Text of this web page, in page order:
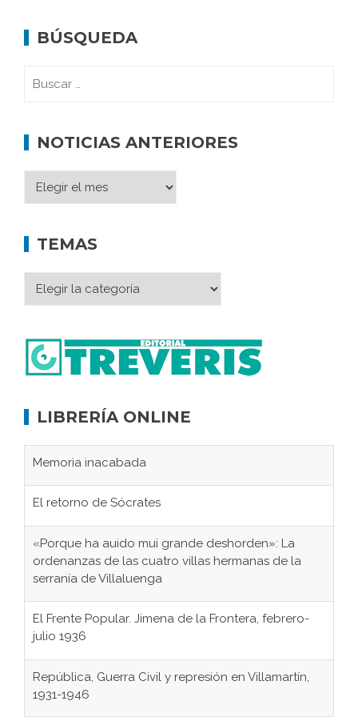
BÚSQUEDA
NOTICIAS ANTERIORES
TEMAS
LIBRERÍA ONLINE
Memoria inacabada
El retorno de Sócrates
«Porque ha auido mui grande deshorden»: La
ordenanzas de las cuatro villas hermanas de la
serranía de Villaluenga
El Frente Popular. Jimena de la Frontera, febrero-
julio 1936
República, Guerra Civil y represión en Villamartín,
1931-1946